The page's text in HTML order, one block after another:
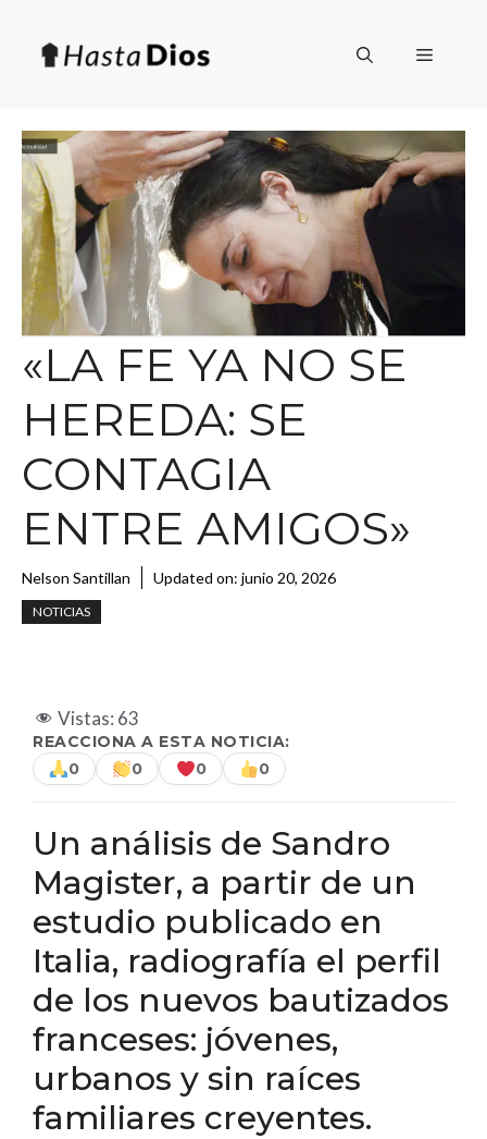
contenido
Menú
«LA FE YA NO SE
HEREDA: SE
CONTAGIA
ENTRE AMIGOS»
Nelson Santillan Updated on: junio 20, 2026
NOTICIAS
Vistas: 63
REACCIONA A ESTA NOTICIA:
0
0 0 0
Un análisis de Sandro
Magister, a partir de un
estudio publicado en
Italia, radiografía el perfil
de los nuevos bautizados
franceses: jóvenes,
urbanos y sin raíces
familiares creyentes.